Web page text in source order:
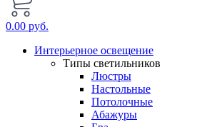
0.00 руб.
Интерьерное освещение
Типы светильников
Люстры
Настольные
Потолочные
Абажуры